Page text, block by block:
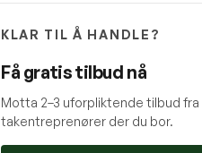
KLAR TIL Å HANDLE?
Få gratis tilbud nå
Motta 2–3 uforpliktende tilbud fra
takentreprenører der du bor.